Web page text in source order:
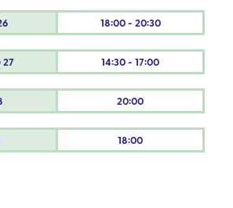
18:00 - 20:30
27 14:30 - 17:00
20:00
18:00